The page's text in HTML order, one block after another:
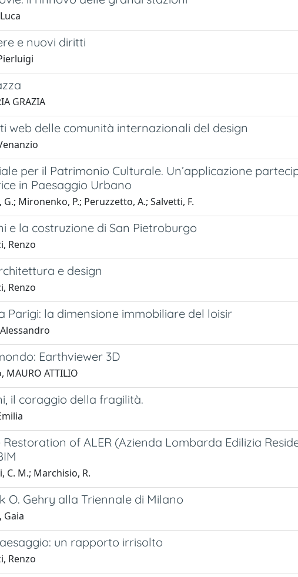
e nuovi diritti
GRAZIA
web delle comunità internazionali del design
per il Patrimonio Culturale. Un’applicazione
in Paesaggio Urbano
Mironenko, P.; Peruzzetto, A.; Salvetti, F.
e la costruzione di San Pietroburgo
Renzo
e design
Renzo
Parigi: la dimensione immobiliare del loisir
Earthviewer 3D
MAURO ATTILIO
il coraggio della fragilità.
of ALER (Azienda Lombarda Edilizia
C. M.; Marchisio, R.
O. Gehry alla Triennale di Milano
Gaia
un rapporto irrisolto
Renzo